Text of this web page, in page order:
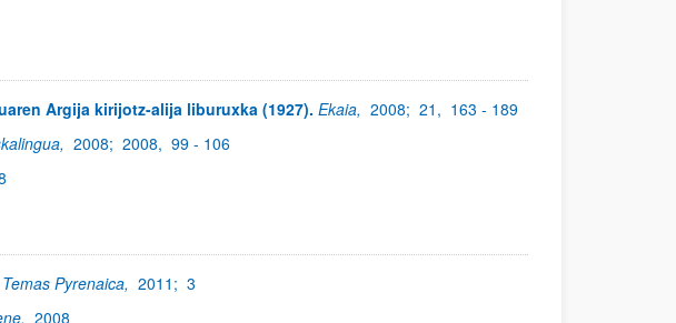
Argija kirijotz-alija liburuxka (1927). Ekaia, 2008; 21, 163 - 189
2008; 2008, 99 - 106
Temas Pyrenaica, 2011; 3
2008